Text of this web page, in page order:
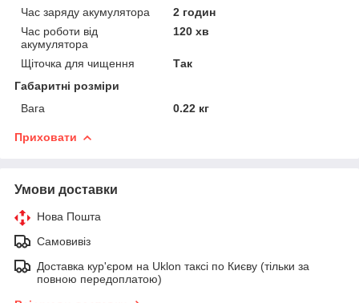
Час заряду акумулятора
2 годин
Час роботи від
акумулятора
120 хв
Щіточка для чищення
Так
Габаритні розміри
Вага
0.22 кг
Приховати
Умови доставки
Нова Пошта
Самовивіз
Доставка кур'єром на Uklon таксі по Києву (тільки за
повною передоплатою)